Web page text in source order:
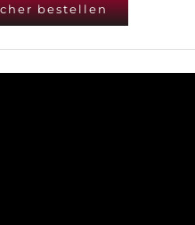
bestellen